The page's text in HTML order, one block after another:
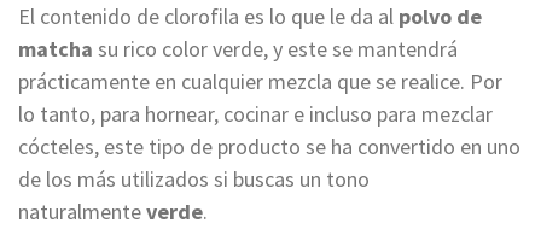
El contenido de clorofila es lo que le da al polvo de
matcha su rico color verde, y este se mantendrá
prácticamente en cualquier mezcla que se realice. Por
lo tanto, para hornear, cocinar e incluso para mezclar
cócteles, este tipo de producto se ha convertido en uno
de los más utilizados si buscas un tono
naturalmenteverde.